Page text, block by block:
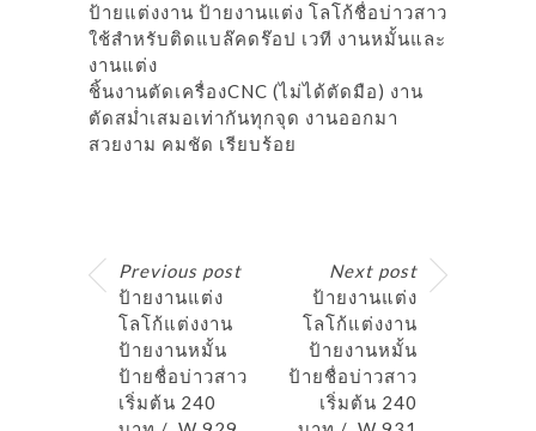
ป้ายแต่งงาน ป้ายงานแต่ง โลโก้ชื่อบ่าวสาว
ใช้สำหรับติดแบล๊คดร๊อป เวที งานหมั้นและ
งานแต่ง
ชิ้นงานตัดเครื่องCNC (ไม่ได้ตัดมือ) งาน
ตัดสม่ำเสมอเท่ากันทุกจุด งานออกมา
สวยงาม คมชัด เรียบร้อย
Previous post
ป้ายงานแต่ง
โลโก้แต่งงาน
ป้ายงานหมั้น
ป้ายชื่อบ่าวสาว
เริ่มต้น 240
Next post
ป้ายงานแต่ง
โลโก้แต่งงาน
ป้ายงานหมั้น
ป้ายชื่อบ่าวสาว
เริ่มต้น 240